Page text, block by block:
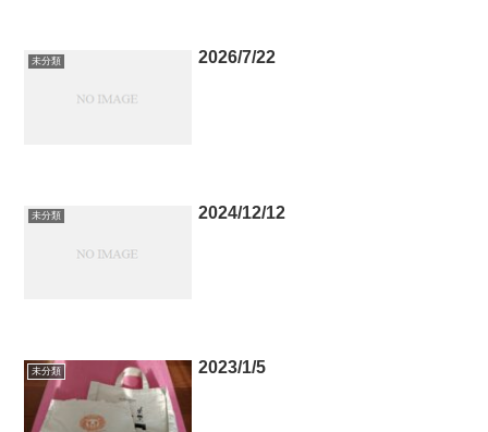
未分類 2026/7/22
未分類 2024/12/12
未分類 2023/1/5